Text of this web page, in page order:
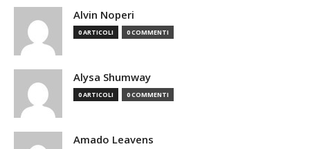
Alvin Noperi
0 ARTICOLI 0 COMMENTI
Alysa Shumway
0 ARTICOLI 0 COMMENTI
Amado Leavens